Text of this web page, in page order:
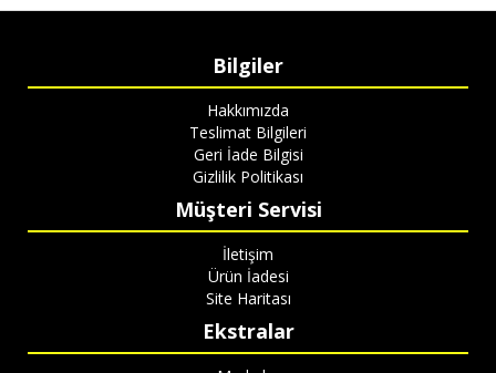
Bilgiler
Hakkımızda
Teslimat Bilgileri
Geri İade Bilgisi
Gizlilik Politikası
Müşteri Servisi
İletişim
Ürün İadesi
Site Haritası
Ekstralar